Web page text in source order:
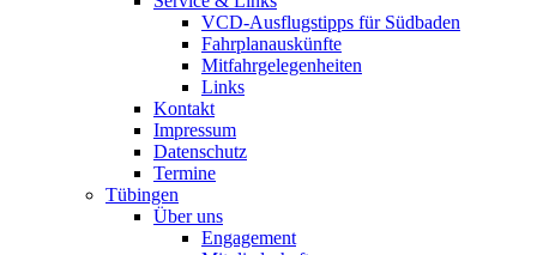
VCD-Ausflugstipps für Südbaden
Fahrplanauskünfte
Mitfahrgelegenheiten
Links
Kontakt
Impressum
Datenschutz
Termine
Tübingen
Über uns
Engagement